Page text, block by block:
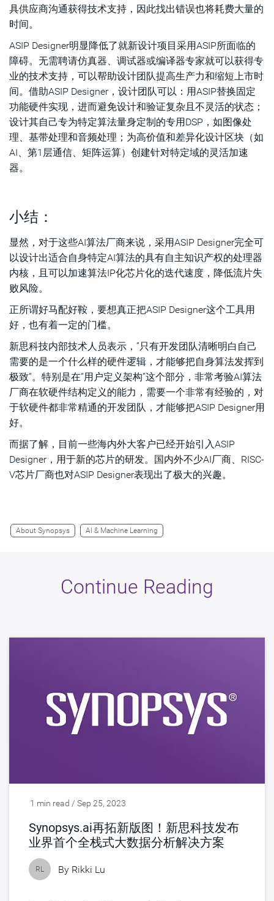
具供应商沟通获得技术支持，因此找出错误也将耗费大量的
时间。
ASIP Designer明显降低了就新设计项目采用ASIP所面临的
障碍。无需聘请仿真器、调试器或编译器专家就可以获得专
业的技术支持，可以帮助设计团队提高生产力和缩短上市时
间。借助ASIP Designer，设计团队可以：用ASIP替换固定
功能硬件实现，进而避免设计和验证复杂且不灵活的状态；
设计其自己专为特定算法量身定制的专用DSP，如图像处
理、基带处理和音频处理；为高价值和差异化设计区块（如
AI、第1层通信、矩阵运算）创建针对特定域的灵活加速
器。
小结：
显然，对于这些AI算法厂商来说，采用ASIP Designer完全可
以设计出适合自身特定AI算法的具有自主知识产权的处理器
内核，且可以加速算法IP化芯片化的迭代速度，降低流片失
败风险。
正所谓好马配好鞍，要想真正把ASIP Designer这个工具用
好，也有着一定的门槛。
新思科技内部技术人员表示，”只有开发团队清晰明白自己
需要的是一个什么样的硬件逻辑，才能够把自身算法发挥到
极致“。特别是在“用户定义架构”这个部分，非常考验AI算法
厂商在软硬件结构定义的能力，需要一个非常有经验的，对
于软硬件都非常精通的开发团队，才能够把ASIP Designer用
好。
而据了解，目前一些海内外大客户已经开始引入ASIP
Designer，用于新的芯片的研发。国内外不少AI厂商、RISC-
V芯片厂商也对ASIP Designer表现出了极大的兴趣。
About Synopsys AI & Machine Learning
Continue Reading
1 min read / Sep 25, 2023
Synopsys.ai再拓新版图！新思科技发布
业界首个全栈式大数据分析解决方案
RL By Rikki Lu